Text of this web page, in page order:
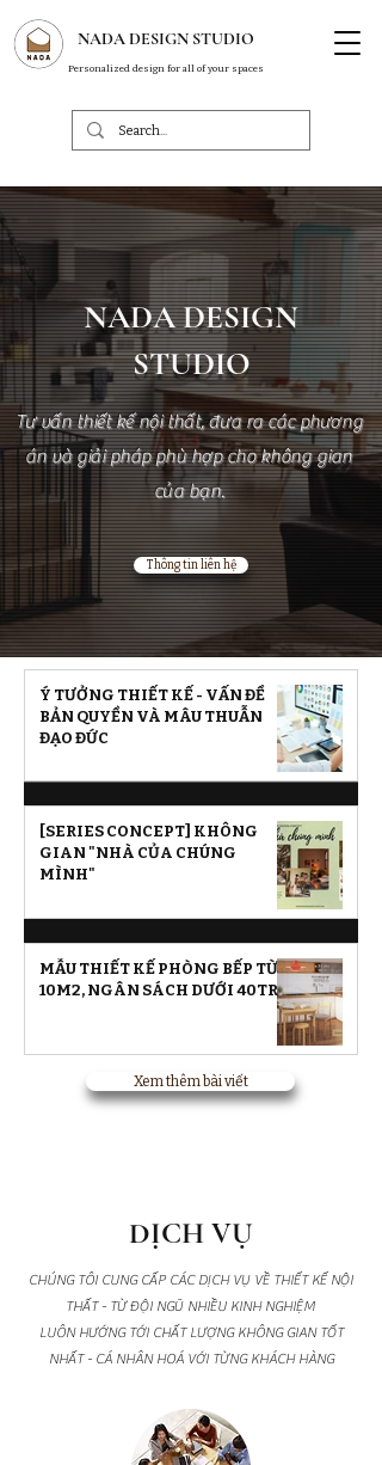
NADA DESIGN STUDIO
Personalized design for all of your spaces
NADA DESIGN
STUDIO
Tư vấn thiết kế nội thất, đưa ra các phương
án và giải pháp phù hợp cho không gian
của bạn.
Thông tin liên hệ
Ý TƯỞNG THIẾT KẾ - VẤN ĐỀ
BẢN QUYỀN VÀ MÂU THUẪN
ĐẠO ĐỨC
[SERIES CONCEPT] KHÔNG
GIAN "NHÀ CỦA CHÚNG
MÌNH"
MẪU THIẾT KẾ PHÒNG BẾP TỪ
10M2, NGÂN SÁCH DƯỚI 40TR
Xem thêm bài viết
DỊCH VỤ
CHÚNG TÔI CUNG CẤP CÁC DỊCH VỤ VỀ THIẾT KẾ NỘI
THẤT - TỪ ĐỘI NGŨ NHIỀU KINH NGHIỆM
LUÔN HƯỚNG TỚI CHẤT LƯỢNG KHÔNG GIAN TỐT
NHẤT - CÁ NHÂN HOÁ VỚI TỪNG KHÁCH HÀNG